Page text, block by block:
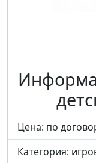
Цена: по
Категория: